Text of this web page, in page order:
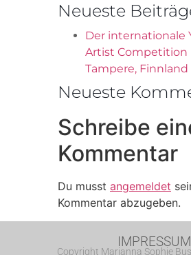
Neueste
Der internationale
Artist Competition
Tampere, Finnland
Neueste
Schreibe
Kommentar
Du musst angemeldet
Kommentar abzugeben.
IMPRESSUM
Copyright Marianna Sophie